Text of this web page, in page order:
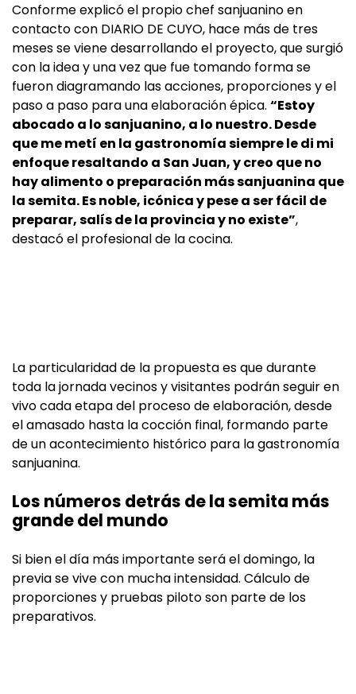
Conforme explicó el propio chef sanjuanino en
contacto con DIARIO DE CUYO, hace más de tres
meses se viene desarrollando el proyecto, que surgió
con la idea y una vez que fue tomando forma se
fueron diagramando las acciones, proporciones y el
paso a paso para una elaboración épica. “Estoy
abocado a lo sanjuanino, a lo nuestro. Desde
que me metí en la gastronomía siempre le di mi
enfoque resaltando a San Juan, y creo que no
hay alimento o preparación más sanjuanina que
la semita. Es noble, icónica y pese a ser fácil de
preparar, salís de la provincia y no existe”,
destacó el profesional de la cocina.
La particularidad de la propuesta es que durante
toda la jornada vecinos y visitantes podrán seguir en
vivo cada etapa del proceso de elaboración, desde
el amasado hasta la cocción final, formando parte
de un acontecimiento histórico para la gastronomía
sanjuanina.
Los números detrás de la semita más
grande del mundo
Si bien el día más importante será el domingo, la
previa se vive con mucha intensidad. Cálculo de
proporciones y pruebas piloto son parte de los
preparativos.